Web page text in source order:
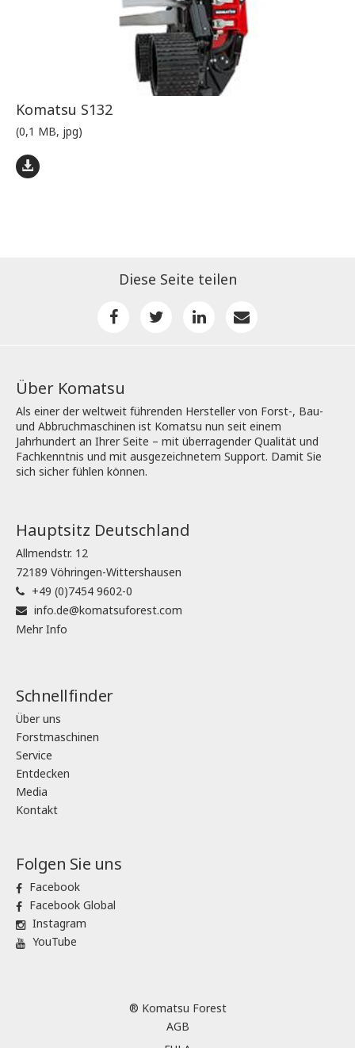
Komatsu S132
(0,1 MB, jpg)
Diese Seite teilen
Über Komatsu
Als einer der weltweit führenden Hersteller von Forst-, Bau-
und Abbruchmaschinen ist Komatsu nun seit einem
Jahrhundert an Ihrer Seite – mit überragender Qualität und
Fachkenntnis und mit ausgezeichnetem Support. Damit Sie
sich sicher fühlen können.
Hauptsitz Deutschland
Allmendstr. 12
72189 Vöhringen-Wittershausen
+49 (0)7454 9602-0
info.de@komatsuforest.com
Mehr Info
Schnellfinder
Über uns
Forstmaschinen
Service
Entdecken
Media
Kontakt
Folgen Sie uns
Facebook
Facebook Global
Instagram
YouTube
® Komatsu Forest
AGB